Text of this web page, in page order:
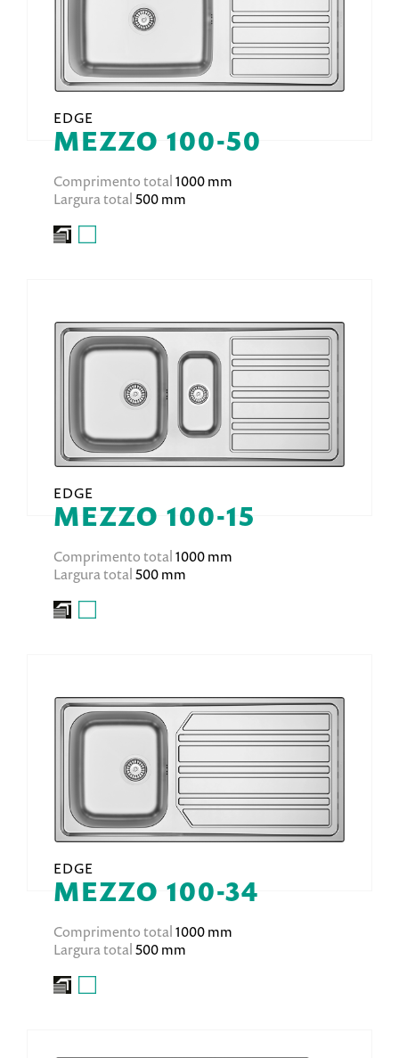
EDGE
MEZZO 100-50
Comprimento total1000 mm
Largura total500 mm
EDGE
MEZZO 100-15
Comprimento total1000 mm
Largura total500 mm
EDGE
MEZZO 100-34
Comprimento total1000 mm
Largura total500 mm